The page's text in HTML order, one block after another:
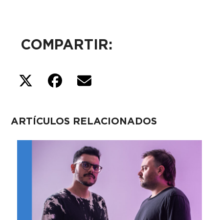
COMPARTIR:
ARTÍCULOS RELACIONADOS